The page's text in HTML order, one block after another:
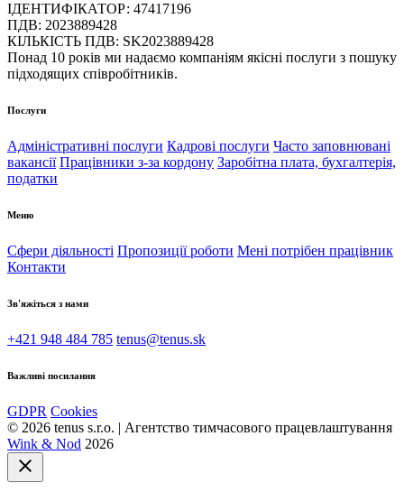
ІДЕНТИФІКАТОР: 47417196
ПДВ: 2023889428
КІЛЬКІСТЬ ПДВ: SK2023889428
Понад 10 років ми надаємо компаніям якісні послуги з пошуку
підходящих співробітників.
Послуги
Адміністративні послуги Кадрові послуги Часто заповнювані
вакансії Працівники з-за кордону Заробітна плата, бухгалтерія,
податки
Меню
Сфери діяльності Пропозиції роботи Мені потрібен працівник
Контакти
Зв'яжіться з нами
+421 948 484 785 tenus@tenus.sk
Важливі посилання
GDPR Cookies
© 2026 tenus s.r.o. | Агентство тимчасового працевлаштування
Wink & Nod 2026